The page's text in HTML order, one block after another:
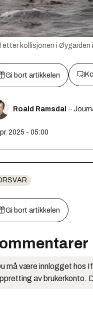
kollisjonen i Øygarden
Gi bort artikkelen
Roald Ramsdal –
2025 - 05:00
Gi bort artikkelen
må være innlogget hos
av brukerkonto.